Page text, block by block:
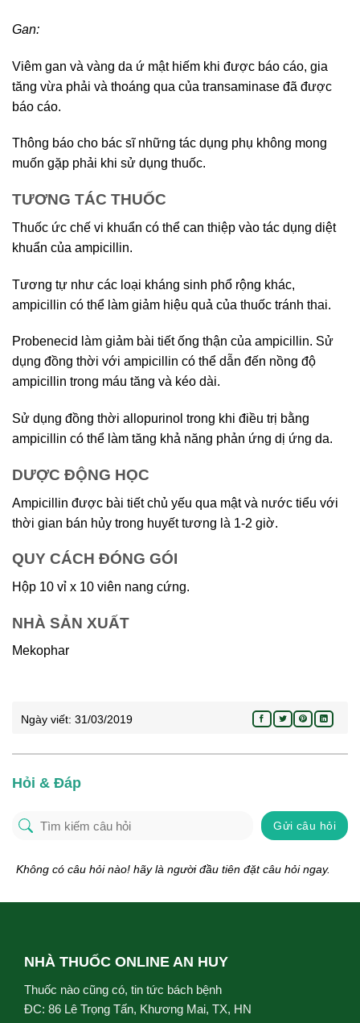
Gan:
Viêm gan và vàng da ứ mật hiếm khi được báo cáo, gia
tăng vừa phải và thoáng qua của transaminase đã được
báo cáo.
Thông báo cho bác sĩ những tác dụng phụ không mong
muốn gặp phải khi sử dụng thuốc.
TƯƠNG TÁC THUỐC
Thuốc ức chế vi khuẩn có thể can thiệp vào tác dụng diệt
khuẩn của ampicillin.
Tương tự như các loại kháng sinh phổ rộng khác,
ampicillin có thể làm giảm hiệu quả của thuốc tránh thai.
Probenecid làm giảm bài tiết ống thận của ampicillin. Sử
dụng đồng thời với ampicillin có thể dẫn đến nồng độ
ampicillin trong máu tăng và kéo dài.
Sử dụng đồng thời allopurinol trong khi điều trị bằng
ampicillin có thể làm tăng khả năng phản ứng dị ứng da.
DƯỢC ĐỘNG HỌC
Ampicillin được bài tiết chủ yếu qua mật và nước tiểu với
thời gian bán hủy trong huyết tương là 1-2 giờ.
QUY CÁCH ĐÓNG GÓI
Hộp 10 vỉ x 10 viên nang cứng.
NHÀ SẢN XUẤT
Mekophar
Ngày viết: 31/03/2019
Hỏi & Đáp
Gửi câu hỏi
Không có câu hỏi nào! hãy là người đầu tiên đặt câu hỏi ngay.
NHÀ THUỐC ONLINE AN HUY
Thuốc nào cũng có, tin tức bách bệnh
ĐC: 86 Lê Trọng Tấn, Khương Mai, TX, HN